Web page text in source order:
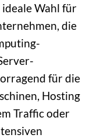
ideale Wahl für
die
für die
Hosting
Traffic oder